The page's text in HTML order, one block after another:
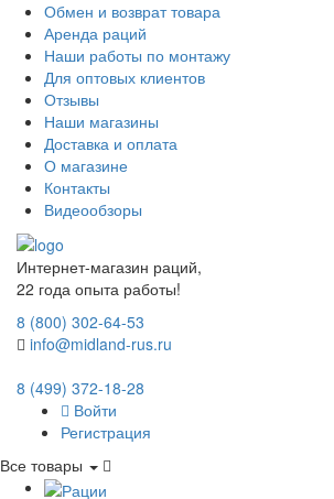
Обмен и возврат товара
Аренда раций
Наши работы по монтажу
Для оптовых клиентов
Отзывы
Наши магазины
Доставка и оплата
О магазине
Контакты
Видеообзоры
Интернет-магазин раций,
22 года опыта работы!
8 (800) 302-64-53
info@midland-rus.ru
8 (499) 372-18-28
Войти
Регистрация
Все товары